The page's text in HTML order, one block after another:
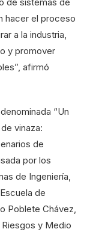
de sistemas de
hacer el proceso
a la industria,
y promover
afirmó
“Un
vinaza:
de
por los
de Ingeniería,
de
Poblete Chávez,
y Medio